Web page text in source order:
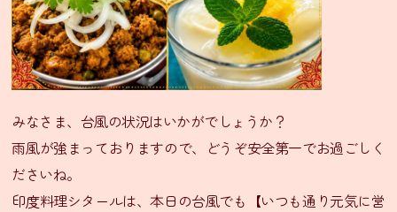
季
節
限
メ
ニ
ュ
ー
みなさま、台風の状況はいかがでしょうか？
雨風が強まっておりますので、どうぞ安全第一でお過ごしく
ださいね。
印度料理シタールは、本日の台風でも【いつも通り元気に営